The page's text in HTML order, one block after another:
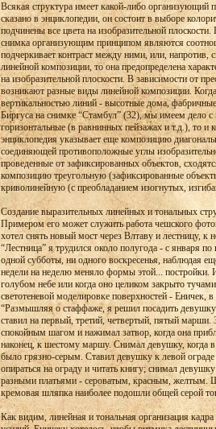
Всякая структура имеет какой-либо организующий
сказано в энциклопедии, он состоит в выборе
подчинены все цвета на изобразительной
снимка организующим принципом являются
подчеркивает контраст между ними, или, напротив,
линейной композиции, то она предопределена
на изобразительной плоскости. В зависимости от
возникают разные виды линейной композиции.
вертикальностью линий - высотные дома,
Биргуса на снимке “Стамбул” (32), мы имеем дело
горизонтальные (в равнинных пейзажах и т.д.), то и
энциклопедия указывает еще композицию
соединяющей противоположные углы
проведенные от зафиксированных объектов,
композицию треугольную (зафиксированные
криволинейную (с преобладанием изогнутых,
Создание выразительных линейных и тональных
Примером его может служить работа чешского
хотел снять новый мост через Влтаву и лестницу,
“Лестница” я трудился около полугода - с января
одной субботы, ни одного воскресенья, наблюдая
недели на неделю меняло формы этой... постройки.
голубом небе или когда оно целиком закрыто
светотеневой моделировке поверхностей - Еничек,
“Размышляя о стаффаже, я решил посадить
ставил на первый, третий, четвертый, пятый марши.
спокойным шагом и нажимал затвор, когда она
наконец, к шестому маршу. Снимал девушку, когда
было грязно-серым. Ставил девушку к левой ограде
опираться на ограду и читать книгу; снимал
разными платьями - сероватым, красным, желтым.
кремовая шляпка наиболее подошли общей серой
Как видим, линейная и тональная организация